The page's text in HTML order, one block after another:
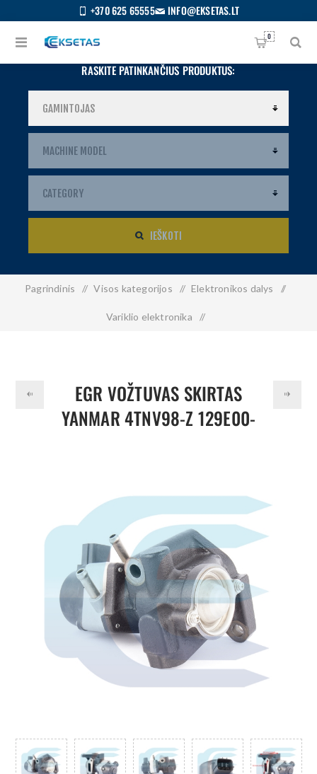
+370 625 65555 INFO@EKSETAS.LT
0
RASKITE PATINKANČIUS PRODUKTUS:
IEŠKOTI
Pagrindinis / Visos kategorijos / Elektronikos dalys /
Variklio elektronika /
EGR VOŽTUVAS SKIRTAS
YANMAR 4TNV98-Z 129E00-